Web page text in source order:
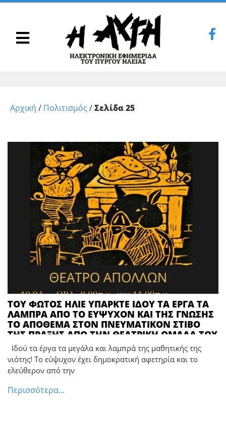
Αρχική / Πολιτισμός /Σελίδα 25
ΤΟΥ ΦΩΤΟΣ ΗΛΙΕ ΥΠΑΡΚΤΕ ΙΔΟΥ ΤΑ ΕΡΓΑ ΤΑ
ΛΑΜΠΡΑ ΑΠΟ ΤΟ ΕΥΨΥΧΟΝ ΚΑΙ ΤΗΣ ΓΝΩΣΗΣ
ΤΟ ΑΠΟΘΕΜΑ ΣΤΟΝ ΠΝΕΥΜΑΤΙΚΟΝ ΣΤΙΒΟ
ΤΗΣ ΠΡΑΞΗΣ ΑΠΟ ΤΗΝ ΘΕΑΤΡΙΚΗ ΟΜΑΔΑ ΤΟΥ
ΑΞΙΟΜΑΧΟΥ 1ου ΓΥΜΝΑΣΙΟΥ ΠΥΡΓΟΥ ΤΟΥ
ΗΡΩΙΚΟΥ ΠΑΛΑΙ ΠΟΤΕ ΓΥΜΝΑΣΙΟΥ ΑΡΡΕΝΩΝ
*** Το εύψυχον έχει δημοκρατική αφετηρία
και το ελεύθερον από την Αναρχία της
Σκέψης πηγάζει! (ανκ)
Ιδού τα έργα τα μεγάλα και λαμπρά της μαθητικής της
νιότης! Το εύψυχον έχει δημοκρατική αφετηρία και το
ελεύθερον από την
Περισσότερα...